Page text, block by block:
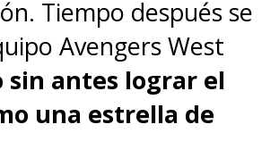
Tiempo después se
Avengers West
sin antes lograr el
una estrella de